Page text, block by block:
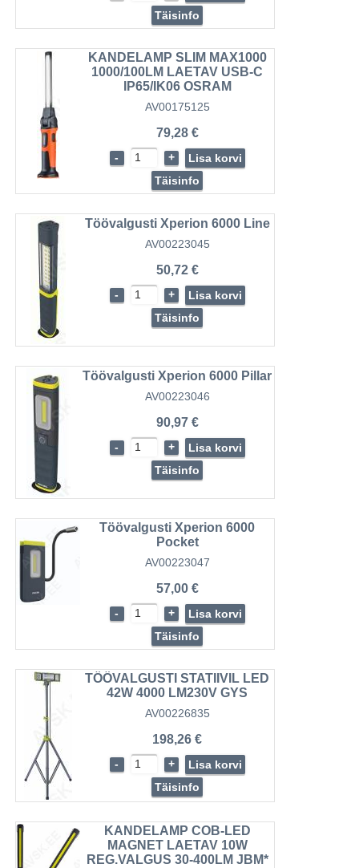
Täisinfo
KANDELAMP SLIM MAX1000
1000/100LM LAETAV USB-C
IP65/IK06 OSRAM
AV00175125
79,28 €
- +
Lisa korvi
Täisinfo
Töövalgusti Xperion 6000 Line
AV00223045
50,72 €
- +
Lisa korvi
Täisinfo
Töövalgusti Xperion 6000 Pillar
AV00223046
90,97 €
- +
Lisa korvi
Täisinfo
Töövalgusti Xperion 6000
Pocket
AV00223047
57,00 €
- +
Lisa korvi
Täisinfo
TÖÖVALGUSTI STATIIVIL LED
42W 4000 LM230V GYS
AV00226835
198,26 €
- +
Lisa korvi
Täisinfo
KANDELAMP COB-LED
MAGNET LAETAV 10W
REG.VALGUS 30-400LM JBM*